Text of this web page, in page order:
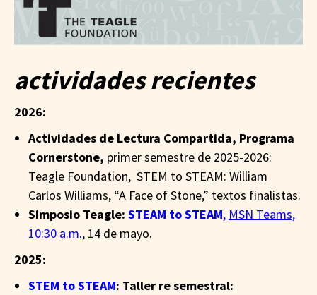
actividades recientes
2026:
Actividades de Lectura Compartida, Programa
Cornerstone, primer semestre de 2025-2026:
Teagle Foundation, STEM to STEAM: William
Carlos Williams, “A Face of Stone,” textos finalistas.
Simposio Teagle: STEAM to STEAM, MSN Teams,
10:30 a.m., 14 de mayo.
2025:
STEM to STEAM: Taller re semestral: